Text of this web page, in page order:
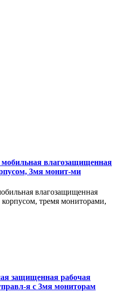
влагозащищенная
3мя монит-ми
влагозащищенная
тремя мониторами,
защищенная рабочая
я с 3мя мониторам